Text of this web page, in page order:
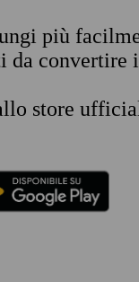
più
da convertire
store